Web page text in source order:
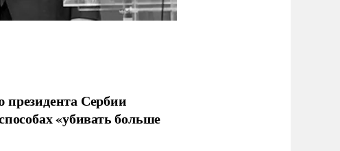
Сербии
«убивать больше